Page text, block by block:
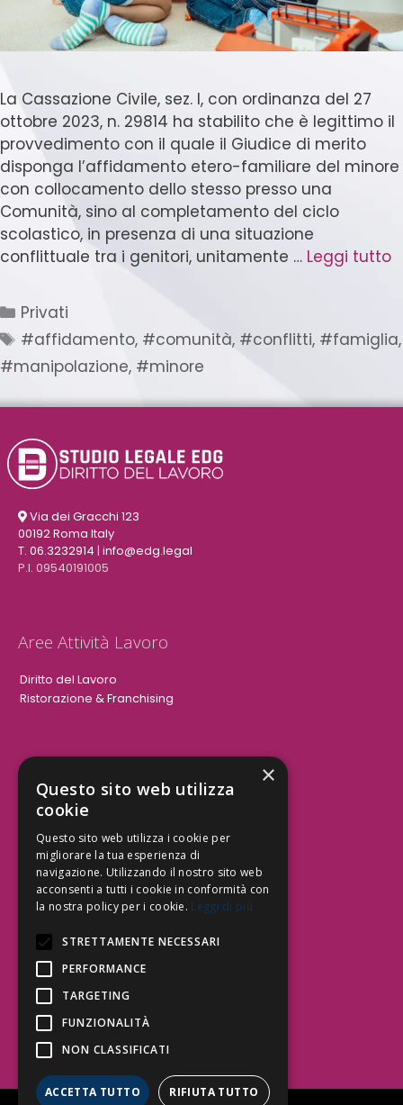
La Cassazione Civile, sez. I, con ordinanza del 27
ottobre 2023, n. 29814 ha stabilito che è legittimo il
provvedimento con il quale il Giudice di merito
disponga l’affidamento etero-familiare del minore
con collocamento dello stesso presso una
Comunità, sino al completamento del ciclo
scolastico, in presenza di una situazione
conflittuale tra i genitori, unitamente … Leggi tutto
Privati
#affidamento, #comunità, #conflitti, #famiglia,
#manipolazione, #minore
Via dei Gracchi 123
00192 Roma Italy
T. 06.3232914 | info@edg.legal
P.I. 09540191005
Aree Attività Lavoro
Diritto del Lavoro
Ristorazione & Franchising
Aree Attività Civile
Tutele del Credito
Responsabilità Civile
Contrattualistica
Segui lo Studio EDG sui social.
Invia messaggio
T. 06.3232914
info@edg.legal
×
Questo sito web utilizza
cookie
Questo sito web utilizza i cookie per
migliorare la tua esperienza di
navigazione. Utilizzando il nostro sito web
acconsenti a tutti i cookie in conformità con
la nostra policy per i cookie. Leggi di più
STRETTAMENTE NECESSARI
PERFORMANCE
TARGETING
FUNZIONALITÀ
NON CLASSIFICATI
ACCETTA TUTTO RIFIUTA TUTTO